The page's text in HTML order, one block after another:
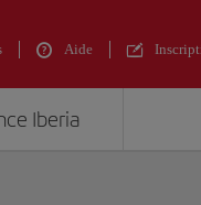
Aide
Iberia